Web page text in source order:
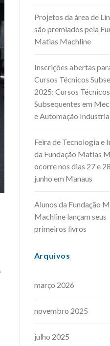
Projetos da área de
são premiados pela
Matias Machline
Inscrições abertas
Cursos Técnicos
2025: Cursos Técnicos
Subsequentes em
e Automação
Feira de Tecnologia e
da Fundação Matias
ocorre nos dias 27 e
junho em Manaus
Alunos da Fundação
Machline lançam seus
primeiros livros
Arquivos
março 2026
novembro 2025
julho 2025